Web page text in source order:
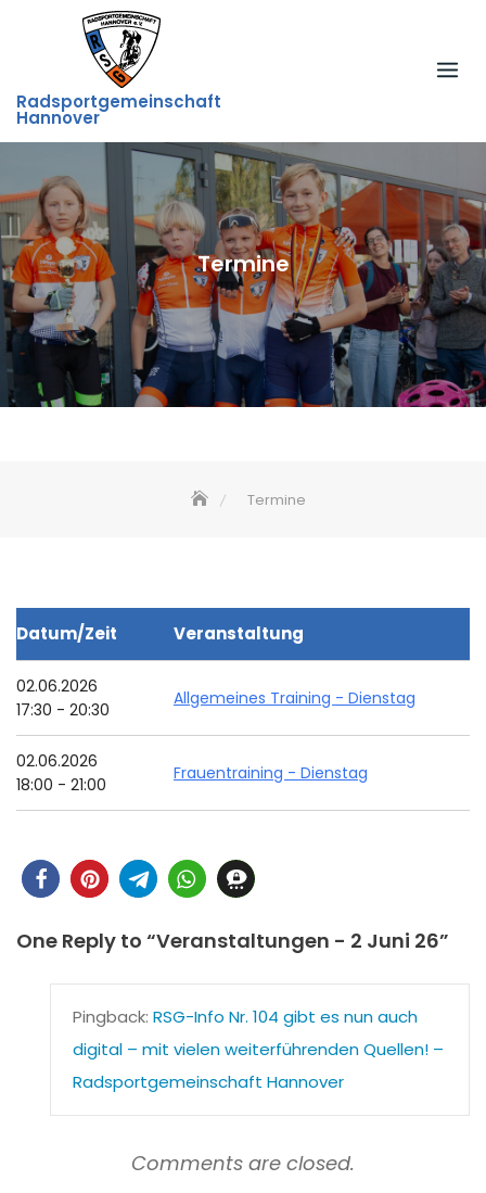
Radsportgemeinschaft
Hannover
Termine
Termine
Datum/Zeit Veranstaltung
02.06.2026
17:30 - 20:30
Allgemeines Training - Dienstag
02.06.2026
18:00 - 21:00
Frauentraining - Dienstag
One Reply to “Veranstaltungen - 2 Juni 26”
Pingback: RSG-Info Nr. 104 gibt es nun auch
digital – mit vielen weiterführenden Quellen! –
Radsportgemeinschaft Hannover
Comments are closed.